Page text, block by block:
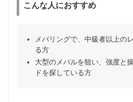
こんな人におすすめ
メバリングで、中級者以上の
る方
大型のメバルを狙い、強度と
ドを探している方